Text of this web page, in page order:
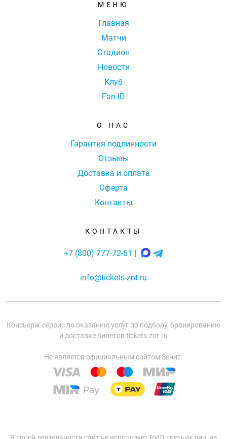
МЕНЮ
Главная
Матчи
Стадион
Новости
Клуб
Fan-ID
О НАС
Гарантия подлинности
Отзывы
Доставка и оплата
Оферта
Контакты
КОНТАКТЫ
+7 (800) 777-72-61 |
info@tickets-znt.ru
Консьерж-сервис по оказанию услуг по подбору, бронированию
и доставке билетов tickets-znt.ru
Не является официальным сайтом Зенит.